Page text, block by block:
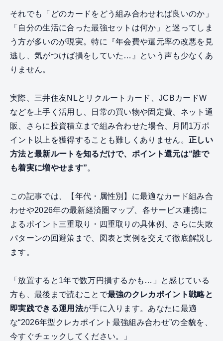
それでも「どのカードをどう組み合わせれば良いのか」
「自分の生活に合った最強セットは何か」と迷ってしま
う方が多いのが現実。特に『年会費や還元率の改悪を見
逃し、気がつけば損をしていた…』という声も少なくあ
りません。
実際、三井住友NLとリクルートカード、JCBカードW
などを上手く活用し、日常の買い物や固定費、ネット通
販、さらに投資積立まで組み合わせた場合、月間1万ポ
イント以上を獲得することも難しくありません。 正しい
方法と最新ルートを知るだけで、ポイント還元は“誰で
も着実に増やせます”。
この記事では、【年代・属性別】に最適なカード組み合
わせや2026年の最新経済圏マップ、各サービス連携に
よるポイント三重取り・四重取りの具体例、さらに失敗
パターンの回避策まで、図表と実例を交えて徹底解説し
ます。
「放置すると1年で数万円損するかも…」と感じている
方も、最後まで読むことで最強のクレカポイント戦略と
即実践できる運用法が手に入ります。あなたに最適
な“2026年型クレカポイント最強組み合わせ”の全貌を、
今すぐチェックしてください。」